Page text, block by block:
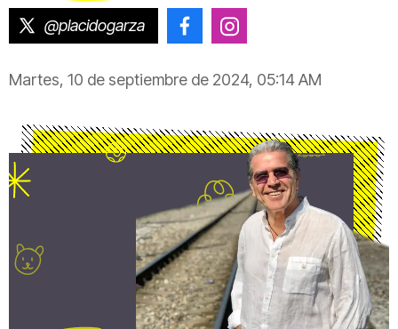
@placidogarza @placido.garza
Martes, 10 de septiembre de 2024, 05:14 AM